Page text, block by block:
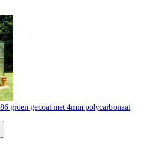
groen gecoat met 4mm polycarbonaat